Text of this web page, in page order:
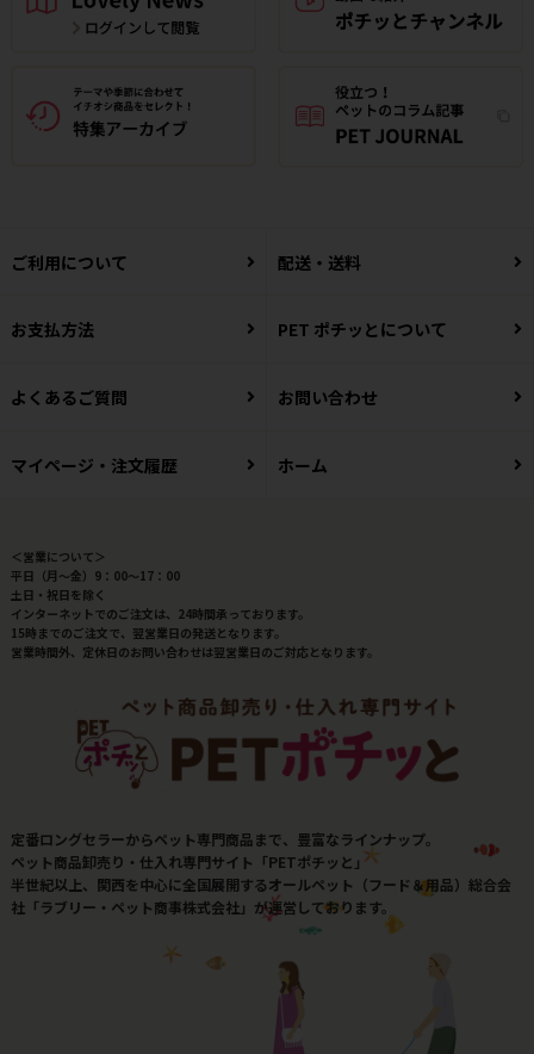
ご利用について 配送・送料
お支払方法 PET ポチッとについて
よくあるご質問 お問い合わせ
マイページ・注文履歴 ホーム
＜営業について＞
平日（月～金）9：00～17：00
土日・祝日を除く
インターネットでのご注文は、24時間承っております。
15時までのご注文で、翌営業日の発送となります。
営業時間外、定休日のお問い合わせは翌営業日のご対応となります。
定番ロングセラーからペット専門商品まで、豊富なラインナップ。
ペット商品卸売り・仕入れ専門サイト「PETポチッと」
半世紀以上、関西を中心に全国展開するオールペット（フード＆用品）総合会
社「ラブリー・ペット商事株式会社」が運営しております。